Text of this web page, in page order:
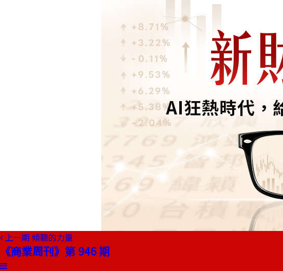
上一期 傾聽的力量
《商業周刊》第 946 期